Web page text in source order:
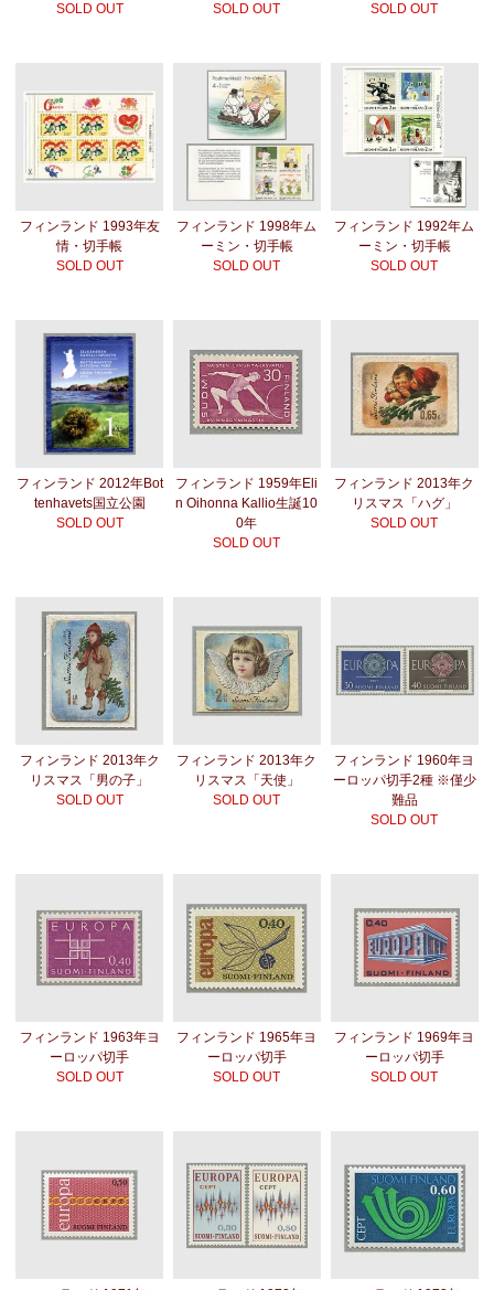
SOLD OUT
SOLD OUT
SOLD OUT
フィンランド 1993年友
情・切手帳
SOLD OUT
フィンランド 1998年ム
ーミン・切手帳
SOLD OUT
フィンランド 1992年ム
ーミン・切手帳
SOLD OUT
フィンランド 2012年Bot
tenhavets国立公園
SOLD OUT
フィンランド 1959年Eli
n Oihonna Kallio生誕10
0年
SOLD OUT
フィンランド 2013年ク
リスマス「ハグ」
SOLD OUT
フィンランド 2013年ク
リスマス「男の子」
SOLD OUT
フィンランド 2013年ク
リスマス「天使」
SOLD OUT
フィンランド 1960年ヨ
ーロッパ切手2種 ※僅少
難品
SOLD OUT
フィンランド 1963年ヨ
ーロッパ切手
SOLD OUT
フィンランド 1965年ヨ
ーロッパ切手
SOLD OUT
フィンランド 1969年ヨ
ーロッパ切手
SOLD OUT